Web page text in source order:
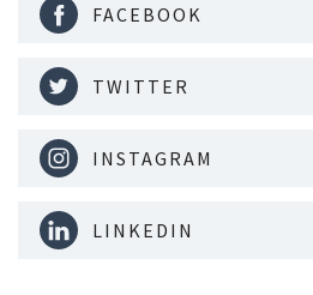
FACEBOOK
TWITTER
INSTAGRAM
LINKEDIN